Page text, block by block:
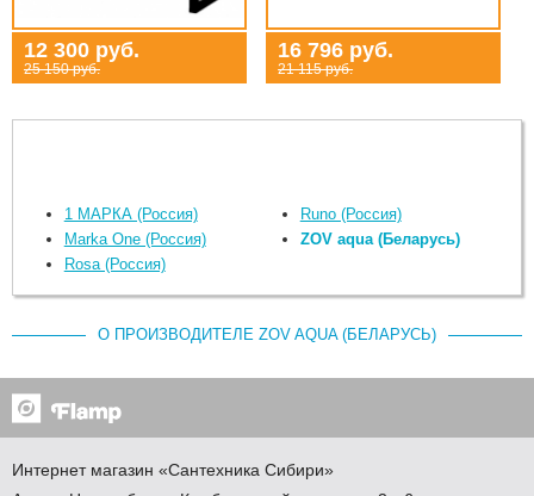
12 300 руб.
25 150 руб.
16 796 руб.
21 115 руб.
1 МАРКА (Россия)
Marka One (Россия)
Rosa (Россия)
Runo (Россия)
ZOV aqua (Беларусь)
О ПРОИЗВОДИТЕЛЕ ZOV AQUA (БЕЛАРУСЬ)
Интернет магазин «Сантехника Сибири»